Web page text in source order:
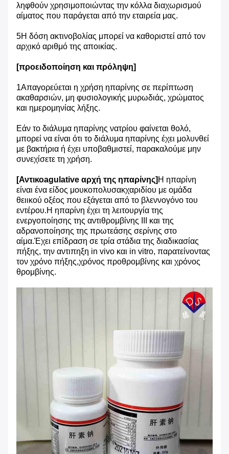
ληφθούν χρησιμοποιώντας την κόλλα διαχωρισμού
αίματος που παράγεται από την εταιρεία μας.
5Η δόση ακτινοβολίας μπορεί να καθοριστεί από τον
αρχικό αριθμό της αποικίας.
[προειδοποίηση και πρόληψη]
1Απαγορεύεται η χρήση ηπαρίνης σε περίπτωση
ακαθαρσιών, μη φυσιολογικής μυρωδιάς, χρώματος
και ημερομηνίας λήξης.
Εάν το διάλυμα ηπαρίνης νατρίου φαίνεται θολό,
μπορεί να είναι ότι το διάλυμα ηπαρίνης έχει μολυνθεί
με βακτήρια ή έχει υποβαθμιστεί, παρακαλούμε μην
συνεχίσετε τη χρήση.
[Αντικοagulative αρχή της ηπαρίνης] Η ηπαρίνη
είναι ένα είδος μουκοπολυσακχαριδίου με ομάδα
θειικού οξέος που εξάγεται από το βλεννογόνο του
εντέρου.Η ηπαρίνη έχει τη λειτουργία της
ενεργοποίησης της αντιθρομβίνης ΙΙΙ και της
αδρανοποίησης της πρωτεάσης σερίνης στο
αίμα.Έχει επίδραση σε τρία στάδια της διαδικασίας
πήξης, την αντιπηξη in vivo και in vitro, παρατείνοντας
τον χρόνο πήξης,χρόνος προθρομβίνης και χρόνος
θρομβίνης.